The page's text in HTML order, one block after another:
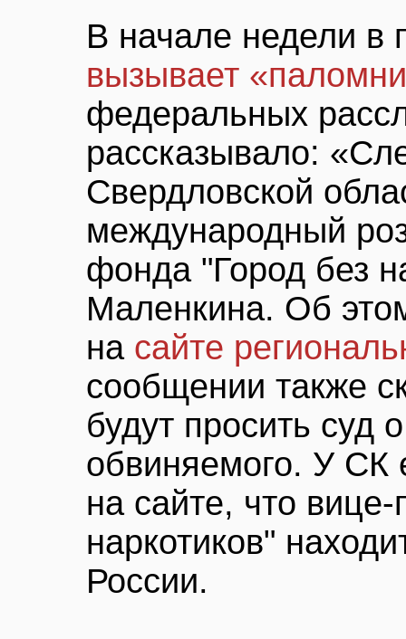
В начале недели в
вызывает
федеральных
рассказывало:
Свердловской
международный
фонда "Город без
Маленкина. Об
на сайте
сообщении также
будут просить суд
обвиняемого. У СК
на сайте, что
наркотиков"
России.